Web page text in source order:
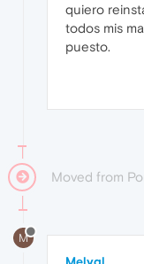
quiero
todos mis
puesto.
Moved from
M
Melyql